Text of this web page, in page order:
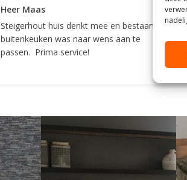
Heer Maas
Steigerhout huis denkt mee en bestaande
buitenkeuken was naar wens aan te
passen. Prima service!